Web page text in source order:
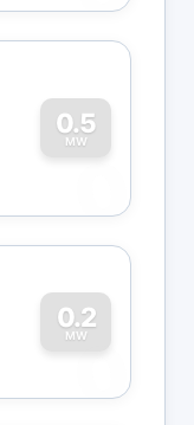
0.5
MW
0
0.2
MW
0